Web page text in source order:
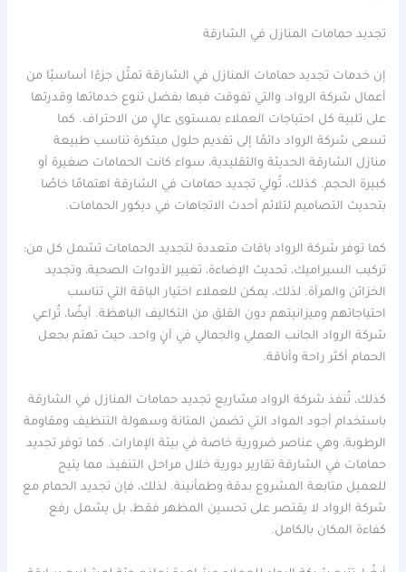
تجديد حمامات المنازل في الشارقة
إن خدمات تجديد حمامات المنازل في الشارقة تمثّل جزءًا أساسيًا من
أعمال شركة الرواد، والتي تفوقت فيها بفضل تنوع خدماتها وقدرتها
على تلبية كل احتياجات العملاء بمستوى عالٍ من الاحتراف. كما
تسعى شركة الرواد دائمًا إلى تقديم حلول مبتكرة تناسب طبيعة
منازل الشارقة الحديثة والتقليدية، سواء كانت الحمامات صغيرة أو
كبيرة الحجم. كذلك، تُولي تجديد حمامات في الشارقة اهتمامًا خاصًا
بتحديث التصاميم لتلائم أحدث الاتجاهات في ديكور الحمامات.
كما توفر شركة الرواد باقات متعددة لتجديد الحمامات تشمل كل من:
تركيب السيراميك، تحديث الإضاءة، تغيير الأدوات الصحية، وتجديد
الخزائن والمرآة. لذلك، يمكن للعملاء اختيار الباقة التي تناسب
احتياجاتهم وميزانيتهم دون القلق من التكاليف الباهظة. أيضًا، تُراعي
شركة الرواد الجانب العملي والجمالي في آنٍ واحد، حيث تهتم بجعل
الحمام أكثر راحة وأناقة.
كذلك، تُنفذ شركة الرواد مشاريع تجديد حمامات المنازل في الشارقة
باستخدام أجود المواد التي تضمن المتانة وسهولة التنظيف ومقاومة
الرطوبة، وهي عناصر ضرورية خاصة في بيئة الإمارات. كما توفر تجديد
حمامات في الشارقة تقارير دورية خلال مراحل التنفيذ، مما يتيح
للعميل متابعة المشروع بدقة وطمأنينة. لذلك، فإن تجديد الحمام مع
شركة الرواد لا يقتصر على تحسين المظهر فقط، بل يشمل رفع
كفاءة المكان بالكامل.